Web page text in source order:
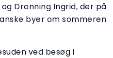
Dronning Ingrid, der på
byer om sommeren
ved besøg i